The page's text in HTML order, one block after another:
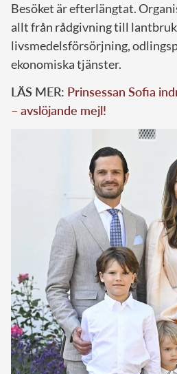
Besöket är efterlängtat.
allt från rådgivning till
livsmedelsförsörjning,
ekonomiska tjänster.
LÄS MER: Prinsessan Sofia
– avslöjande mejl!